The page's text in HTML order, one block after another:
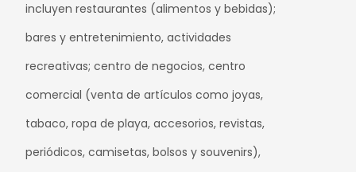
incluyen restaurantes (alimentos y bebidas);
bares y entretenimiento, actividades
recreativas; centro de negocios, centro
comercial (venta de artículos como joyas,
tabaco, ropa de playa, accesorios, revistas,
periódicos, camisetas, bolsos y souvenirs),